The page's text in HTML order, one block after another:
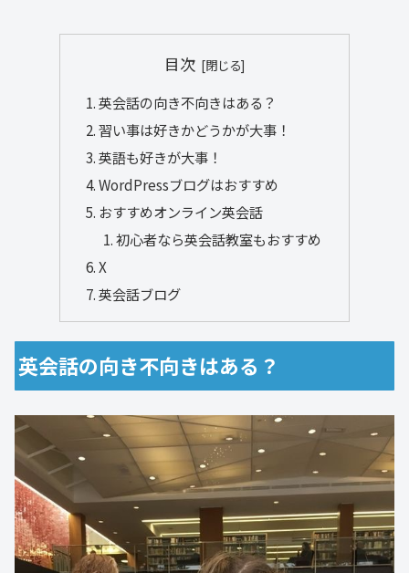
目次
英会話の向き不向きはある？
習い事は好きかどうかが大事！
英語も好きが大事！
WordPressブログはおすすめ
おすすめオンライン英会話
初心者なら英会話教室もおすすめ
X
英会話ブログ
英会話の向き不向きはある？